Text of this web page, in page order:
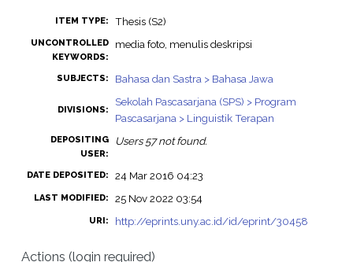
ITEM TYPE: Thesis (S2)
UNCONTROLLED
KEYWORDS:
media foto, menulis deskripsi
SUBJECTS: Bahasa dan Sastra > Bahasa Jawa
DIVISIONS:
Sekolah Pascasarjana (SPS) > Program
Pascasarjana > Linguistik Terapan
DEPOSITING
USER:
Users 57 not found.
DATE DEPOSITED: 24 Mar 2016 04:23
LAST MODIFIED: 25 Nov 2022 03:54
URI: http://eprints.uny.ac.id/id/eprint/30458
Actions (login required)